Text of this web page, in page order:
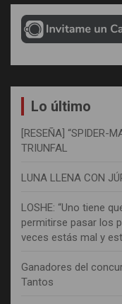
Lo último
[RESEÑA] “SPIDER-
TRIUNFAL
LUNA LLENA CON
LOSHE: “Uno tiene
permitirse pasar los
veces estás mal y
Ganadores del
Tantos